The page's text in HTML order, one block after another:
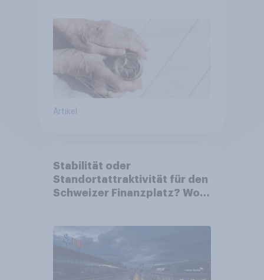
Akzeptanz
Artikel
Stabilität oder
Standortattraktivität für den
Schweizer Finanzplatz? Wo
von Grossbanken steht